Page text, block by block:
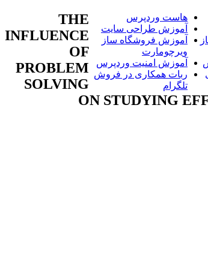
هاست وردپرس
آموزش طراحی سایت
آموزش فروشگاه ساز
ویرچومارت
آموزش امنیت وردپرس
ربات همکاری در فروش
تلگرام
THE
INFLUENCE
OF
PROBLEM
SOLVING
ON STUDYING